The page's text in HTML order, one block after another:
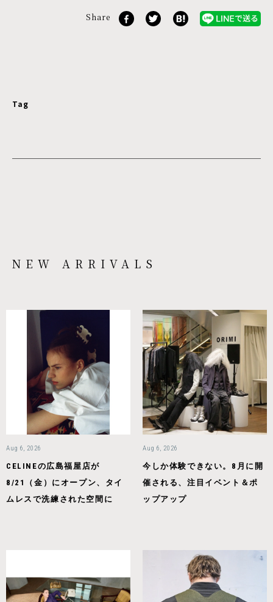
Share
Tag
NEW ARRIVALS
Aug 6, 2026
CELINEの広島福屋店が
8/21（金）にオープン、タイ
ムレスで洗練された空間に
Aug 6, 2026
今しか体験できない。8月に開
催される、注目イベント＆ポ
ップアップ